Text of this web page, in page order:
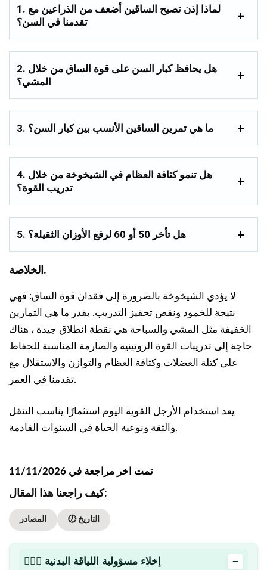
1. لماذا إذن تصبح الساقين أضعف من الذراعين مع
تقدمنا في السن؟
2. هل يحافظ كبار السن على قوة الساق من خلال
المشي؟
3. ما هي تمرين الساقين الأنسب بين كبار السن؟
4. هل تنمو كثافة العظام في الشيخوخة من خلال
تدريب القوة؟
5. هل تأخر 50 أو 60 لرفع الأوزان الثقيلة؟
الخلاصة.
لا يؤدي الشيخوخة بالضرورة إلى فقدان قوة الساق: فهي
نتيجة للخمود ونقص تحفيز التدريب. بقدر ما هي التمارين
الخفيفة مثل المشي والسباحة هي نقطة انطلاق جيدة ، هناك
حاجة إلى تدريبات القوة الروتينية والصارمة المناسبة للحفاظ
على كتلة العضلات وكثافة العظام والتوازن والاستقلال مع
تقدمنا في العمر.
يعد استخدام الأرجل القوية اليوم استثمارًا يناسب التنقل
والثقة ونوعية الحياة في السنوات القادمة.
تمت اخر مراجعة في 11/11/2026
كيف راجعنا هذا المقال:
المصادر 🕖 التاريخ
🏋🏻‍♂️ إخلاء مسؤولية اللياقة البدنية −